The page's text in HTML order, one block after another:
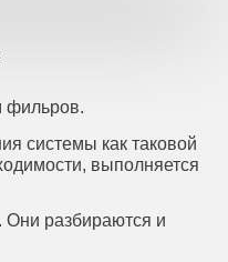
фильров.
системы как таковой
выполняется
Они разбираются и